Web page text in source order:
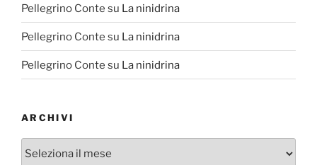
Pellegrino Conte su La ninidrina
Pellegrino Conte su La ninidrina
Pellegrino Conte su La ninidrina
ARCHIVI
Archivi